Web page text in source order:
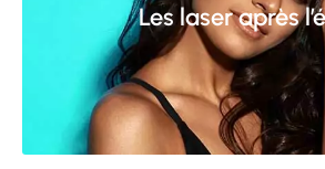
Les laser après